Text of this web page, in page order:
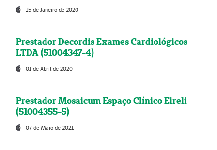
15 de Janeiro de 2020
Prestador Decordis Exames Cardiológicos
LTDA (51004347-4)
01 de Abril de 2020
Prestador Mosaicum Espaço Clínico Eireli
(51004355-5)
07 de Maio de 2021